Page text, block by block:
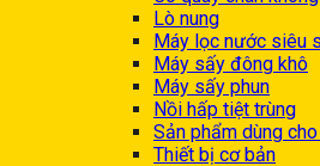
Lò nung
Máy lọc nước siêu
Máy sấy đông khô
Máy sấy phun
Nồi hấp tiệt trùng
Sản phẩm dùng
Thiết bị cơ bản